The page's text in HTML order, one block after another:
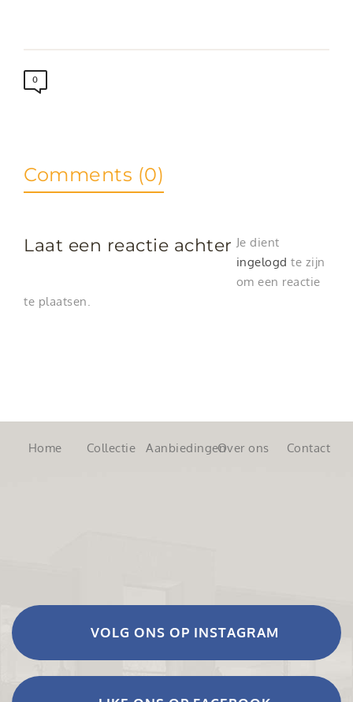
0
Comments (0)
Laat een reactie achter Je dient
ingelogd te zijn
om een reactie
te plaatsen.
Home Collectie AanbiedingenOver ons Contact
VOLG ONS OP INSTAGRAM